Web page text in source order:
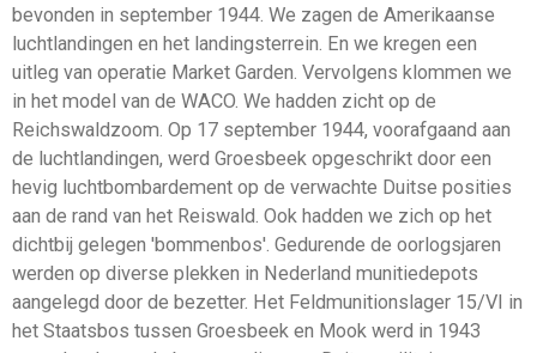
bevonden in september 1944. We zagen de Amerikaanse
luchtlandingen en het landingsterrein. En we kregen een
uitleg van operatie Market Garden. Vervolgens klommen we
in het model van de WACO. We hadden zicht op de
Reichswaldzoom. Op 17 september 1944, voorafgaand aan
de luchtlandingen, werd Groesbeek opgeschrikt door een
hevig luchtbombardement op de verwachte Duitse posities
aan de rand van het Reiswald. Ook hadden we zich op het
dichtbij gelegen 'bommenbos'. Gedurende de oorlogsjaren
werden op diverse plekken in Nederland munitiedepots
aangelegd door de bezetter. Het Feldmunitionslager 15/VI in
het Staatsbos tussen Groesbeek en Mook werd in 1943